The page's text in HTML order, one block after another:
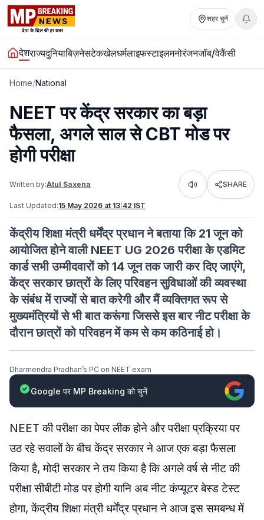
शहर चुनें
देशराज्यदुनियाबिज़नेसटेकखेलधर्मलाइफस्टाइलमनोरंजनजॉब/वेकैंसी
Home/National
NEET पर केंद्र सरकार का बड़ा
फैसला, अगले साल से CBT मोड पर
होगी परीक्षा
Written by:Atul Saxena Listen SHARE
Last Updated:15 May 2026 at 13:42 IST
केंद्रीय शिक्षा मंत्री धर्मेंद्र प्रधान ने बताया कि 21 जून को
आयोजित होने वाली NEET UG 2026 परीक्षा के एडमिट
कार्ड सभी उम्मीदवारों को 14 जून तक जारी कर दिए जाएंगे,
केंद्र सरकार छात्रों के लिए परिवहन सुविधाओं की व्यवस्था
के संबंध में राज्यों से बात करेगी और मैं व्यक्तिगत रूप से
मुख्यमंत्रियों से भी बात करूंगा जिससे इस बार नीट परीक्षा के
दौरान छात्रों को परिवहन में कम से कम कठिनाई हो।
Dharmendra Pradhan’s PC on NEET exam
Google पर MP Breaking को चुनें
NEET की परीक्षा का पेपर लीक होने और परीक्षा प्रक्रिया पर
उठ रहे सवालों के बीच केंद्र सरकार ने आज एक बड़ा फैसला
किया है, मोदी सरकार ने तय किया है कि अगले वर्ष से नीट की
परीक्षा सीबीटी मोड पर होगी यानि अब नीट कंप्यूटर बेस्ड टेस्ट
होगा, केंद्रीय शिक्षा मंत्री धर्मेंद्र प्रधान ने आज इस समबन्ध में